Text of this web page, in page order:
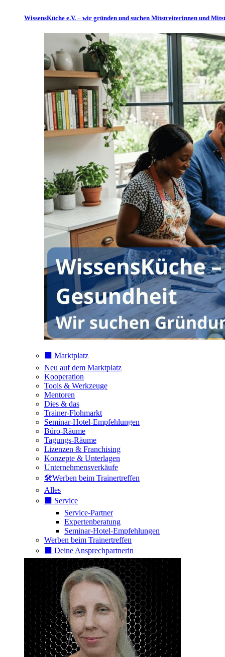
WissensKüche e.V. – wir gründen und suchen Mitstreiterinnen und
⬛️ Marktplatz
Neu auf dem Marktplatz
Kooperation
Tools & Werkzeuge
Mentoren
Dies & das
Trainer-Flohmarkt
Seminar-Hotel-Empfehlungen
Büro-Räume
Tagungs-Räume
Lizenzen & Franchising
Konzepte & Unterlagen
Unternehmensverkäufe
🛠️Werben beim Trainertreffen
Alles
⬛️ Service
Service-Partner
Expertenberatung
Seminar-Hotel-Empfehlungen
Werben beim Trainertreffen
⬛️ Deine Ansprechpartnerin